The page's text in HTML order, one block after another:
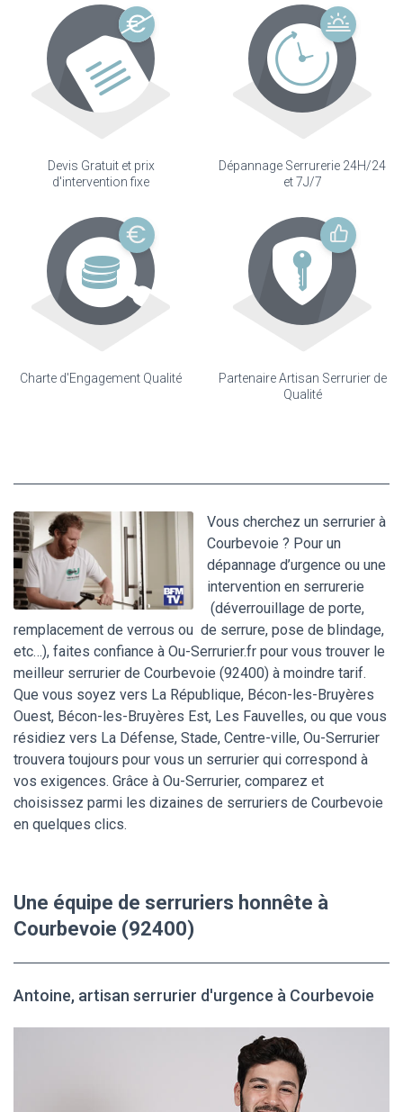
Devis Gratuit et prix
d'intervention fixe
Dépannage Serrurerie 24H/24
et 7J/7
Charte d'Engagement Qualité
Partenaire Artisan Serrurier de
Qualité
Vous cherchez un serrurier à
Courbevoie ? Pour un
dépannage d’urgence ou une
intervention en serrurerie
(déverrouillage de porte,
remplacement de verrous ou de serrure, pose de blindage,
etc…), faites confiance à Ou-Serrurier.fr pour vous trouver le
meilleur serrurier de Courbevoie (92400) à moindre tarif.
Que vous soyez vers La République, Bécon-les-Bruyères
Ouest, Bécon-les-Bruyères Est, Les Fauvelles, ou que vous
résidiez vers La Défense, Stade, Centre-ville, Ou-Serrurier
trouvera toujours pour vous un serrurier qui correspond à
vos exigences. Grâce à Ou-Serrurier, comparez et
choisissez parmi les dizaines de serruriers de Courbevoie
en quelques clics.
Une équipe de serruriers honnête à
Courbevoie (92400)
Antoine, artisan serrurier d'urgence à Courbevoie